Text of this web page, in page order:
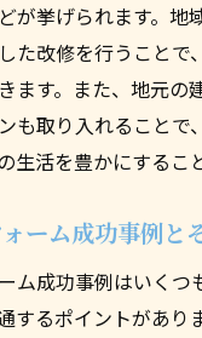
ォーム事例で見る
フォームで叶える
めるためのリフォ
求したリフォーム
ォーム技術で実現
が挙げられます。地
た改修を行うことで
ます。また、地元の
も取り入れることで
生活を豊かにするこ
ーム成功事例と
ム成功事例はいくつ
するポイントがあり